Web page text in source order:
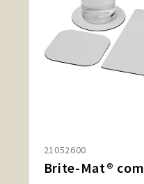
21052600